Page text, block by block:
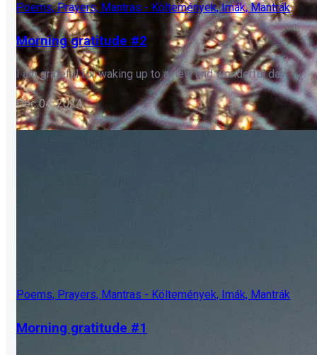
Poems, Prayers, Mantras - Költemények, Imák, Mantrák
Morning gratitude #2
I am grateful for waking up to a new and wonderful day.
Dec 04, 2024
Poems, Prayers, Mantras - Költemények, Imák, Mantrák
Morning gratitude #1